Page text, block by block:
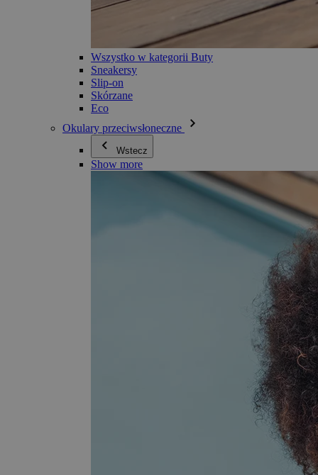
Wszystko w kategorii Buty
Sneakersy
Slip-on
Skórzane
Eco
Okulary przeciwsłoneczne
Wstecz
Show more